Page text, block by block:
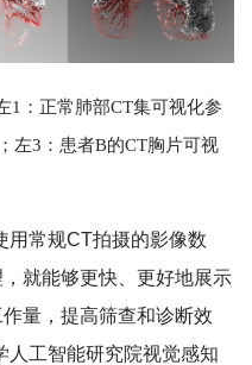
1：正常肺部CT集可视化参
左3：患者B的CT胸片可视
用常规CT拍摄的影像数
就能够更快、更好地展示
量，提高筛查和诊断效
人工智能研究院视觉感知